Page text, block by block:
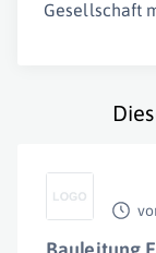
Gesellschaft